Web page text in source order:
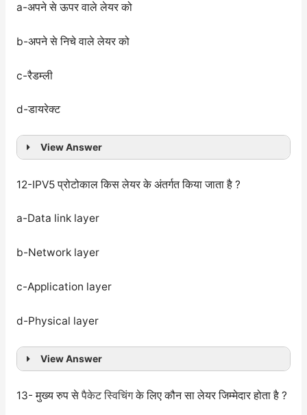
a-अपने से ऊपर वाले लेयर को
b-अपने से निचे वाले लेयर को
c-रैडम्ली
d-डायरेक्ट
View Answer
12-IPV5 प्रोटोकाल किस लेयर के अंतर्गत किया जाता है ?
a-Data link layer
b-Network layer
c-Application layer
d-Physical layer
View Answer
13- मुख्य रुप सेपैकेट स्विचिंगके लिए कौन सा लेयर जिम्मेदार होता है ?